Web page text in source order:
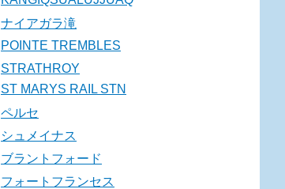
ナイアガラ滝
POINTE TREMBLES
STRATHROY
ST MARYS RAIL STN
ペルセ
シュメイナス
ブラントフォード
フォートフランセス